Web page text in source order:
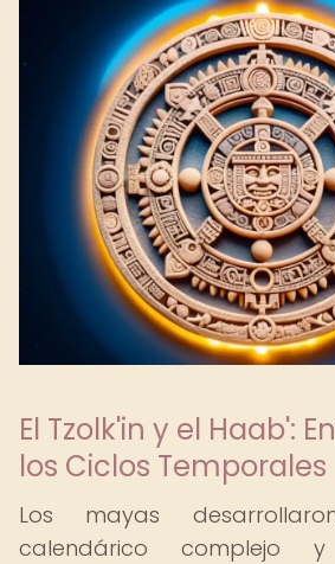
El Tzolk'in y el Haab':
los Ciclos Temporales
Los mayas
calendárico complejo